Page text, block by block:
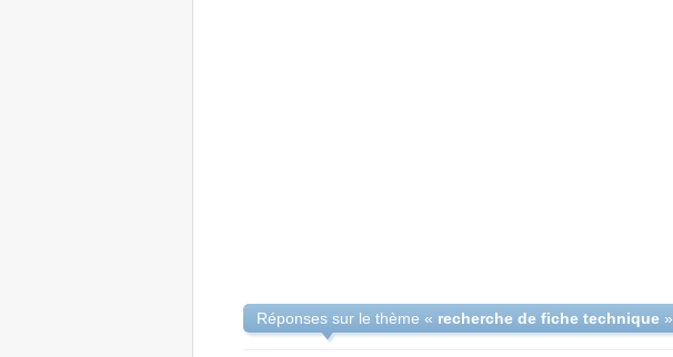
Réponses sur le thème « recherche de fiche technique»